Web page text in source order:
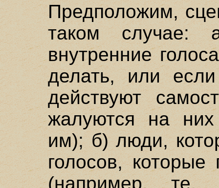
Предположим,
таком
внутренние
делать, или
действуют
жалуются на
им); б) люди,
голосов, которые
(например, те,